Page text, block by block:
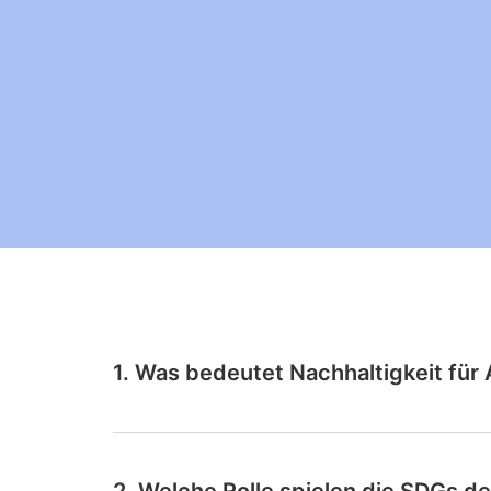
1. Was bedeutet Nachhaltigkeit für